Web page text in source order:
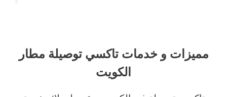
مميزات و خدمات تاكسي توصيلة مطار
الكويت